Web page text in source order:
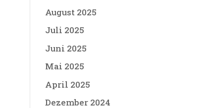
August 2025
Juli 2025
Juni 2025
Mai 2025
April 2025
Dezember 2024